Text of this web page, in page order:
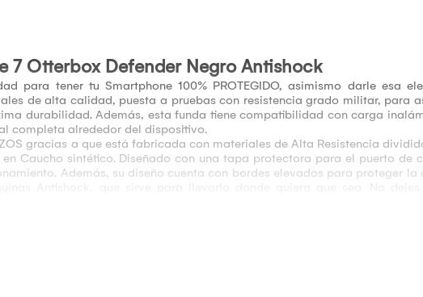
7 Otterbox Defender Negro Antishock
para tener tu Smartphone 100% PROTEGIDO, asimismo darle esa
de alta calidad, puesta a pruebas con resistencia grado militar, para
durabilidad. Además, esta funda tiene compatibilidad con carga
completa alrededor del dispositivo.
gracias a que está fabricada con materiales de Alta Resistencia
Caucho sintético. Diseñado con una tapa protectora para el puerto de
Además, su diseño cuenta con bordes elevados para proteger la